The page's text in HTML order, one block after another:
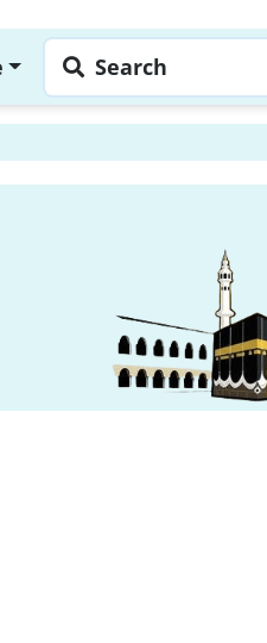
Search